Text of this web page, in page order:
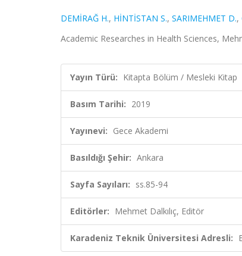
DEMİRAĞ H., HİNTİSTAN S., SARIMEHMET D.,
Academic Researches in Health Sciences,
Yayın Türü: Kitapta Bölüm / Mesleki Kitap
Basım Tarihi: 2019
Yayınevi: Gece Akademi
Basıldığı Şehir: Ankara
Sayfa Sayıları: ss.85-94
Editörler: Mehmet Dalkılıç, Editör
Karadeniz Teknik Üniversitesi Adresli: